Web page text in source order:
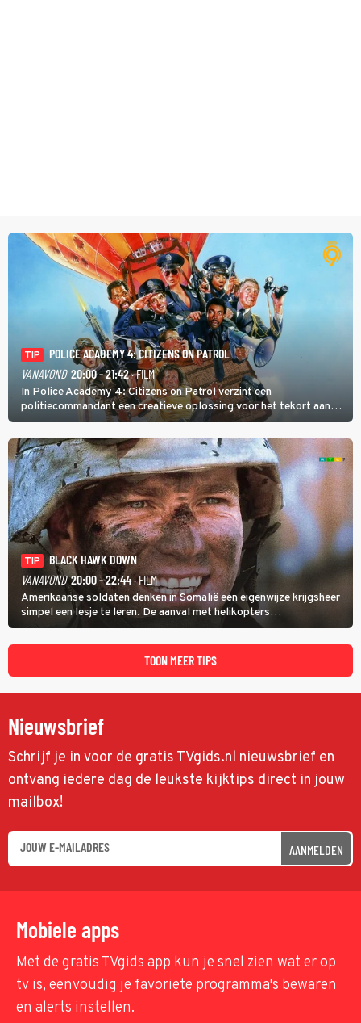
TIP
POLICE ACADEMY 4: CITIZENS ON PATROL
VANAVOND 20:00 - 21:42· FILM
In Police Academy 4: Citizens on Patrol verzint een
politiecommandant een creatieve oplossing voor het tekort aan
agenten.
TIP
BLACK HAWK DOWN
VANAVOND 20:00 - 22:44· FILM
Amerikaanse soldaten denken in Somalië een eigenwijze krijgsheer
simpel een lesje te leren. De aanval met helikopters
verloopt in Black Hawk down dramatisch.
TOON MEER TIPS
Nieuwsbrief
Schrijf je in voor de gratis TVgids.nl nieuwsbrief en
ontvang iedere dag de leukste kijktips direct in jouw
mailbox!
AANMELDEN
Mobiele apps
Met de gratis TVgids app kun je snel zien wat er op
tv is, eenvoudig je favoriete programma's bewaren
en alerts instellen.